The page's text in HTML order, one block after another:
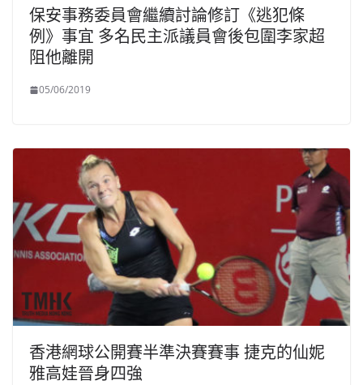
保安事務委員會繼續討論修訂《逃犯條
例》事宜 多名民主派議員會後包圍李家超
阻他離開
05/06/2019
香港網球公開賽半準決賽賽事 捷克的仙妮
雅高娃晉身四強